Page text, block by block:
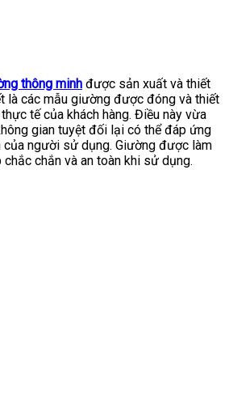
thông minh được sản xuất và thiết
là các mẫu giường được đóng và thiết
tế của khách hàng. Điều này vừa
gian tuyệt đối lại có thể đáp ứng
người sử dụng. Giường được làm
chắn và an toàn khi sử dụng.